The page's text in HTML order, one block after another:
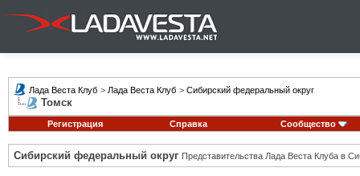
Лада Веста Клуб > Лада Веста Клуб > Сибирский федеральный округ
Томск
Регистрация Справка Сообщество
Сибирский федеральный округ Представительства Лада Веста Клуба в